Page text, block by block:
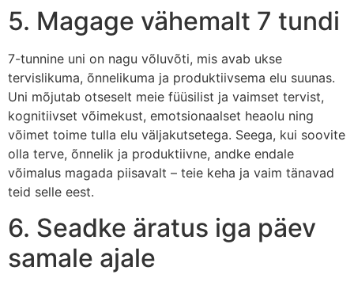
5. Magage vähemalt 7 tundi
7-tunnine uni on nagu võluvõti, mis avab ukse
tervislikuma, õnnelikuma ja produktiivsema elu suunas.
Uni mõjutab otseselt meie füüsilist ja vaimset tervist,
kognitiivset võimekust, emotsionaalset heaolu ning
võimet toime tulla elu väljakutsetega. Seega, kui soovite
olla terve, õnnelik ja produktiivne, andke endale
võimalus magada piisavalt – teie keha ja vaim tänavad
teid selle eest.
6. Seadke äratus iga päev
samale ajale